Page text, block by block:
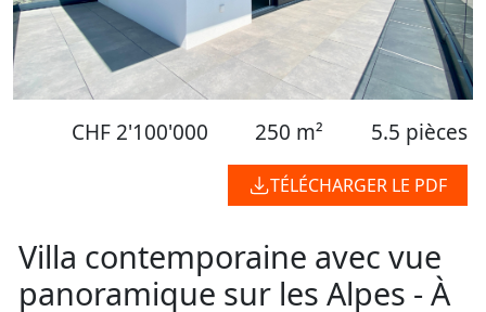
CHF 2'100'000 250 m² 5.5 pièces
TÉLÉCHARGER LE PDF
Villa contemporaine avec vue
panoramique sur les Alpes - À